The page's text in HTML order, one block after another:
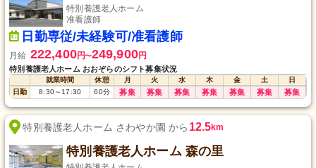
特別養護老人ホーム
准看護師
日勤専従/未経験可/准看護師
月給 222,400円〜249,900円
特別養護老人ホーム おおぞらのシフト募集状況
就業時間 休憩 月 火 水 木 金 土
日
日勤
8:30～17:30 60分 募集 募集 募集 募集 募集 募集 募集
特別養護老人ホーム さわやか園 から 12.5km
特別養護老人ホーム 森の里